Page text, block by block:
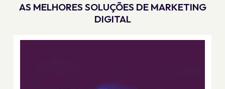
AS MELHORES SOLUÇÕES DE MARKETING
DIGITAL